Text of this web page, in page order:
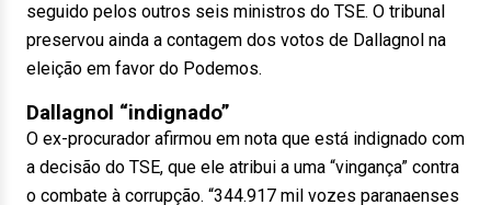
seguido pelos outros seis ministros do TSE. O tribunal
preservou ainda a contagem dos votos de Dallagnol na
eleição em favor do Podemos.
Dallagnol “indignado”
O ex-procurador afirmou em nota que está indignado com
a decisão do TSE, que ele atribui a uma “vingança” contra
o combate à corrupção. “344.917 mil vozes paranaenses